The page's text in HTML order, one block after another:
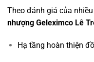
Theo đánh giá của
nhượng Geleximco Lê
Hạ tầng hoàn thiện